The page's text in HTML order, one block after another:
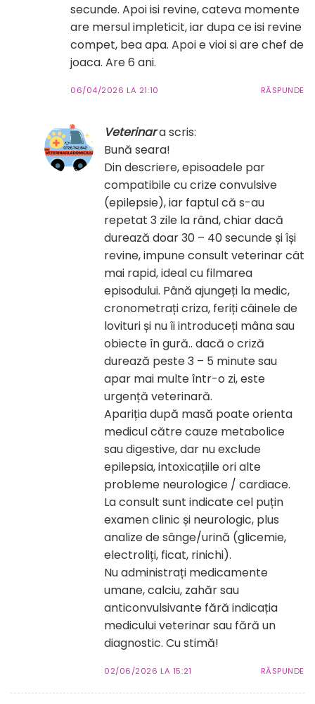
secunde. Apoi isi revine, cateva momente
are mersul impleticit, iar dupa ce isi revine
compet, bea apa. Apoi e vioi si are chef de
joaca. Are 6 ani.
06/04/2026 LA 21:10 RĂSPUNDE
Veterinara scris:
Bună seara!
Din descriere, episoadele par
compatibile cu crize convulsive
(epilepsie), iar faptul că s-au
repetat 3 zile la rând, chiar dacă
durează doar 30 – 40 secunde și își
revine, impune consult veterinar cât
mai rapid, ideal cu filmarea
episodului. Până ajungeți la medic,
cronometrați criza, feriți câinele de
lovituri și nu îi introduceți mâna sau
obiecte în gură.. dacă o criză
durează peste 3 – 5 minute sau
apar mai multe într-o zi, este
urgență veterinară.
Apariția după masă poate orienta
medicul către cauze metabolice
sau digestive, dar nu exclude
epilepsia, intoxicațiile ori alte
probleme neurologice / cardiace.
La consult sunt indicate cel puțin
examen clinic și neurologic, plus
analize de sânge/urină (glicemie,
electroliți, ficat, rinichi).
Nu administrați medicamente
umane, calciu, zahăr sau
anticonvulsivante fără indicația
medicului veterinar sau fără un
diagnostic. Cu stimă!
02/06/2026 LA 15:21 RĂSPUNDE